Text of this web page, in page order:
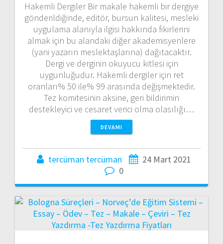
Hakemli Dergiler Bir makale hakemli bir dergiye
gönderildiğinde, editör, bursun kalitesi, mesleki
uygulama alanıyla ilgisi hakkında fikirlerini
almak için bu alandaki diğer akademisyenlere
(yani yazarın meslektaşlarına) dağıtacaktır.
Dergi ve derginin okuyucu kitlesi için
uygunluğudur. Hakemli dergiler için ret
oranları% 50 ile% 99 arasında değişmektedir.
Tez komitesinin aksine, geri bildirimin
destekleyici ve cesaret verici olma olasılığı…
DEVAMI
tercüman tercüman
24 Mart 2021
0